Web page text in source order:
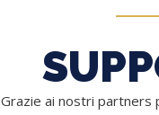
Grazie ai nostri partners